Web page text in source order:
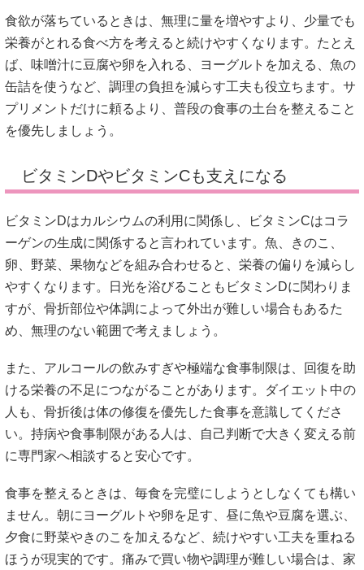
食欲が落ちているときは、無理に量を増やすより、少量でも
栄養がとれる食べ方を考えると続けやすくなります。たとえ
ば、味噌汁に豆腐や卵を入れる、ヨーグルトを加える、魚の
缶詰を使うなど、調理の負担を減らす工夫も役立ちます。サ
プリメントだけに頼るより、普段の食事の土台を整えること
を優先しましょう。
ビタミンDやビタミンCも支えになる
ビタミンDはカルシウムの利用に関係し、ビタミンCはコラ
ーゲンの生成に関係すると言われています。魚、きのこ、
卵、野菜、果物などを組み合わせると、栄養の偏りを減らし
やすくなります。日光を浴びることもビタミンDに関わりま
すが、骨折部位や体調によって外出が難しい場合もあるた
め、無理のない範囲で考えましょう。
また、アルコールの飲みすぎや極端な食事制限は、回復を助
ける栄養の不足につながることがあります。ダイエット中の
人も、骨折後は体の修復を優先した食事を意識してくださ
い。持病や食事制限がある人は、自己判断で大きく変える前
に専門家へ相談すると安心です。
食事を整えるときは、毎食を完璧にしようとしなくても構い
ません。朝にヨーグルトや卵を足す、昼に魚や豆腐を選ぶ、
夕食に野菜やきのこを加えるなど、続けやすい工夫を重ねる
ほうが現実的です。痛みで買い物や調理が難しい場合は、家